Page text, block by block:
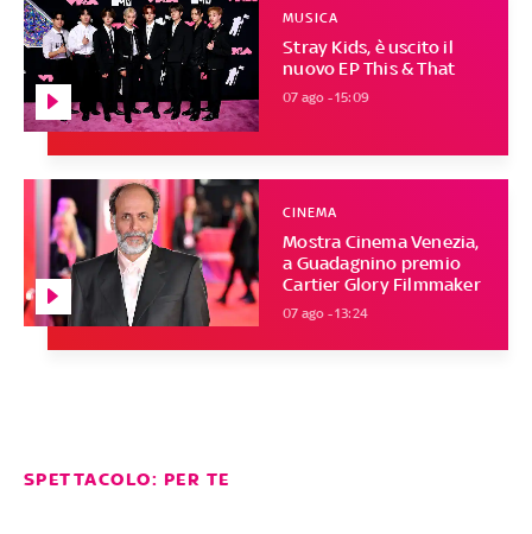
Stray Kids, è uscito il
nuovo EP This & That
MUSICA
07 ago - 15:09
Mostra Cinema Venezia,
a Guadagnino premio
Cartier Glory Filmmaker
CINEMA
07 ago - 13:24
SPETTACOLO: PER TE